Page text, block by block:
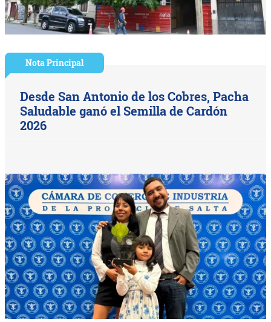
Nota Principal
Desde San Antonio de los Cobres, Pacha
Saludable ganó el Semilla de Cardón
2026